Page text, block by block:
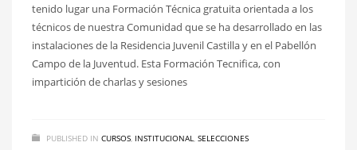
tenido lugar una Formación Técnica gratuita orientada a los
técnicos de nuestra Comunidad que se ha desarrollado en las
instalaciones de la Residencia Juvenil Castilla y en el Pabellón
Campo de la Juventud. Esta Formación Tecnifica, con
impartición de charlas y sesiones
PUBLISHED IN CURSOS INSTITUCIONAL SELECCIONES